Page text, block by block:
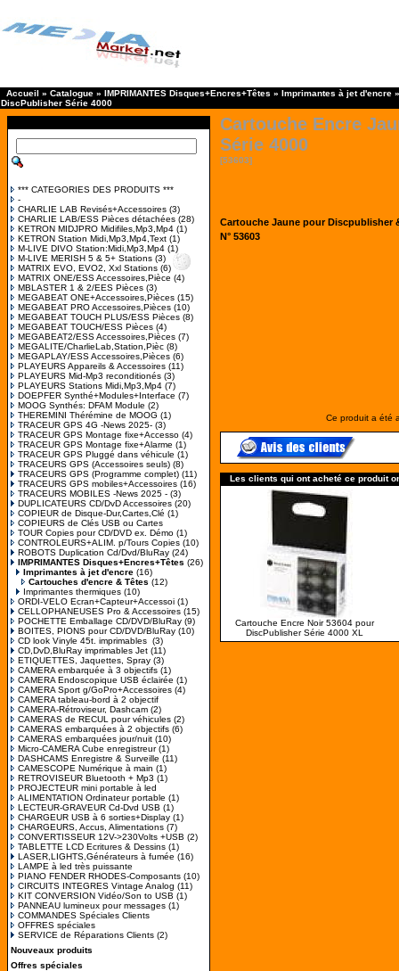
Accueil » Catalogue » IMPRIMANTES Disques+Encres+Têtes » Imprimantes à jet d'encre
DiscPublisher Série 4000
*** CATEGORIES DES PRODUITS ***
-
CHARLIE LAB Revisés+Accessoires (3)
CHARLIE LAB/ESS Pièces détachées (28)
KETRON MIDJPRO Midifiles,Mp3,Mp4 (1)
KETRON Station Midi,Mp3,Mp4,Text (1)
M-LIVE DIVO Station:Midi,Mp3,Mp4 (1)
M-LIVE MERISH 5 & 5+ Stations (3)
MATRIX EVO, EVO2, Xxl Stations (6)
MATRIX ONE/ESS Accessoires,Pièce (4)
MBLASTER 1 & 2/EES Pièces (3)
MEGABEAT ONE+Accessoires,Pièces (15)
MEGABEAT PRO Accessoires,Pièces (10)
MEGABEAT TOUCH PLUS/ESS Pièces (8)
MEGABEAT TOUCH/ESS Pièces (4)
MEGABEAT2/ESS Accessoires,Pièces (7)
MEGALITE/CharlieLab,Station,Pièc (8)
MEGAPLAY/ESS Accessoires,Pièces (6)
PLAYEURS Appareils & Accessoires (11)
PLAYEURS Mid-Mp3 reconditionés (3)
PLAYEURS Stations Midi,Mp3,Mp4 (7)
DOEPFER Synthé+Modules+Interface (7)
MOOG Synthés: DFAM Module (2)
THEREMINI Thérémine de MOOG (1)
TRACEUR GPS 4G -News 2025- (3)
TRACEUR GPS Montage fixe+Accesso (4)
TRACEUR GPS Montage fixe+Alarme (1)
TRACEUR GPS Pluggé dans véhicule (1)
TRACEURS GPS (Accessoires seuls) (8)
TRACEURS GPS (Programme complet) (11)
TRACEURS GPS mobiles+Accessoires (16)
TRACEURS MOBILES -News 2025 - (3)
DUPLICATEURS CD/DvD Accessoires (20)
COPIEUR de Disque-Dur,Cartes,Clé (1)
COPIEURS de Clés USB ou Cartes
TOUR Copies pour CD/DVD ex. Démo (1)
CONTROLEURS+ALIM. p/Tours Copies (10)
ROBOTS Duplication Cd/Dvd/BluRay (24)
IMPRIMANTES Disques+Encres+Têtes (26)
Imprimantes à jet d'encre (16)
Cartouches d'encre & Têtes (12)
Imprimantes thermiques (10)
ORDI-VELO Ecran+Capteur+Accessoi (1)
CELLOPHANEUSES Pro & Accessoires (15)
POCHETTE Emballage CD/DVD/BluRay (9)
BOITES, PIONS pour CD/DVD/BluRay (10)
CD look Vinyle 45t. imprimables (3)
CD,DvD,BluRay imprimables Jet (11)
ETIQUETTES, Jaquettes, Spray (3)
CAMERA embarquée à 3 objectifs (1)
CAMERA Endoscopique USB éclairée (1)
CAMERA Sport g/GoPro+Accessoires (4)
CAMERA tableau-bord à 2 objectif
CAMERA-Rétroviseur, Dashcam (2)
CAMERAS de RECUL pour véhicules (2)
CAMERAS embarquées à 2 objectifs (6)
CAMERAS embarquées jour/nuit (10)
Micro-CAMERA Cube enregistreur(1)
DASHCAMS Enregistre & Surveille (11)
CAMESCOPE Numérique à main (1)
RETROVISEUR Bluetooth + Mp3 (1)
PROJECTEUR mini portable à led
ALIMENTATION Ordinateur portable (1)
LECTEUR-GRAVEUR Cd-Dvd USB (1)
CHARGEUR USB à 6 sorties+Display (1)
CHARGEURS, Accus, Alimentations (7)
CONVERTISSEUR 12V->230Volts +USB (2)
TABLETTE LCD Ecritures & Dessins (1)
LASER,LIGHTS,Générateurs à fumée (16)
LAMPE à led très puissante
PIANO FENDER RHODES-Composants (10)
CIRCUITS INTEGRES Vintage Analog (11)
KIT CONVERSION Vidéo/Son to USB (1)
PANNEAU lumineux pour messages (1)
COMMANDES Spéciales Clients
OFFRES spéciales
SERVICE de Réparations Clients (2)
Nouveaux produits
Offres spéciales
Cartouche Encre
Série 4000
[53603]
Cartouche Jaune pour Discpublisher
N° 53603
Ce produit a été
Les clients qui ont acheté ce produit
Cartouche Encre Noir 53604 pour
DiscPublisher Série 4000 XL